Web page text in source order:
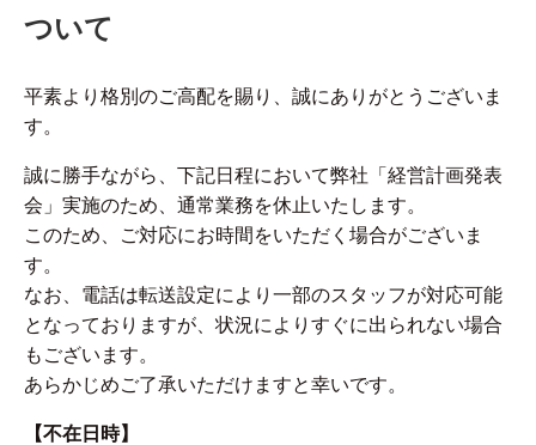
ついて
平素より格別のご高配を賜り、誠にありがとうございま
す。
誠に勝手ながら、下記日程において弊社「経営計画発表
会」実施のため、通常業務を休止いたします。
このため、ご対応にお時間をいただく場合がございま
す。
なお、電話は転送設定により一部のスタッフが対応可能
となっておりますが、状況によりすぐに出られない場合
もございます。
あらかじめご了承いただけますと幸いです。
【不在日時】